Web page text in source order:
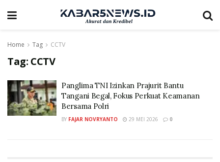
Home Tag CCTV
Tag: CCTV
Panglima TNI Izinkan Prajurit Bantu
Tangani Begal, Fokus Perkuat Keamanan
Bersama Polri
BY FAJAR NOVRYANTO 29 MEI 2026 0